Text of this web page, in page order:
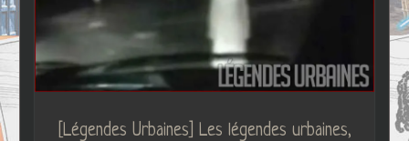
[Légendes Urbaines] Les légendes urbaines,